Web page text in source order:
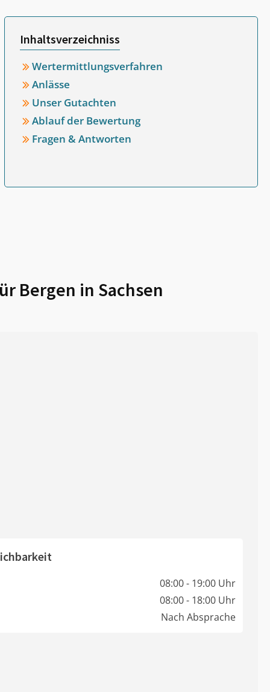
Inhaltsverzeichniss
Wertermittlungsverfahren
Anlässe
Unser Gutachten
Ablauf der Bewertung
Fragen & Antworten
Bergen in Sachsen
08:00 - 19:00 Uhr
08:00 - 18:00 Uhr
Nach Absprache